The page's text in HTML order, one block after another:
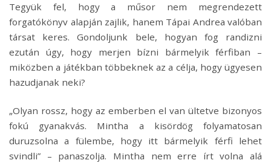
Tegyük fel, hogy a műsor nem megrendezett
forgatókönyv alapján zajlik, hanem Tápai Andrea valóban
társat keres. Gondoljunk bele, hogyan fog randizni
ezután úgy, hogy merjen bízni bármelyik férfiban –
miközben a játékban többeknek az a célja, hogy ügyesen
hazudjanak neki?
„Olyan rossz, hogy az emberben el van ültetve bizonyos
fokú gyanakvás. Mintha a kisördög folyamatosan
duruzsolna a fülembe, hogy itt bármelyik férfi lehet
svindli” – panaszolja. Mintha nem erre írt volna alá